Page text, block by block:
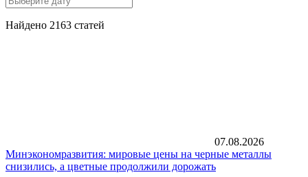
Найдено 2163 статей
07.08.2026
Минэкономразвития: мировые цены на черные металлы
снизились, а цветные продолжили дорожать